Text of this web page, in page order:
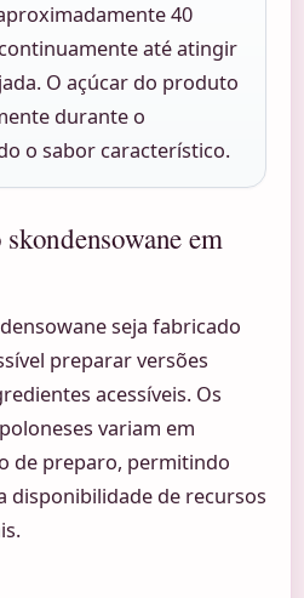
40
até atingir
O açúcar do produto
durante o
o sabor característico.
em
seja fabricado
preparar versões
acessíveis. Os
variam em
de preparo, permitindo
disponibilidade de recursos